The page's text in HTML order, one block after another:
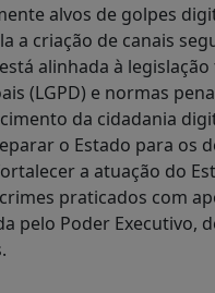
alvos de golpes
a criação de canais
alinhada à
(LGPD) e normas
da cidadania
o Estado para os
a atuação do
praticados com
pelo Poder Executivo,